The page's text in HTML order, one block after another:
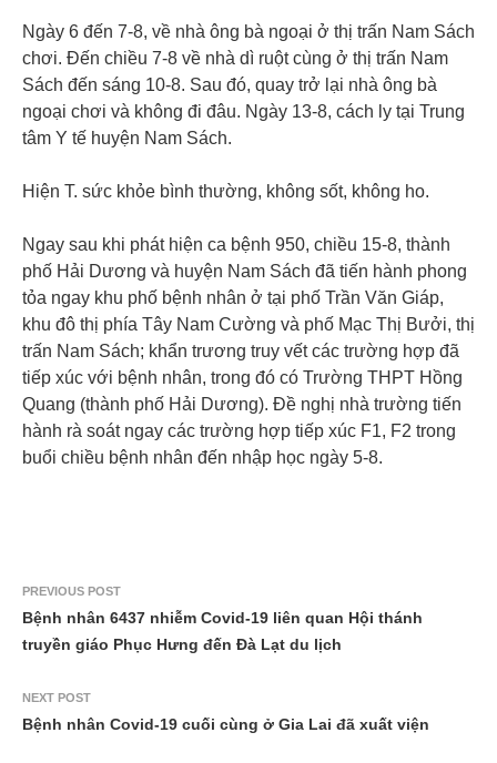
Ngày 6 đến 7-8, về nhà ông bà ngoại ở thị trấn Nam Sách
chơi. Đến chiều 7-8 về nhà dì ruột cùng ở thị trấn Nam
Sách đến sáng 10-8. Sau đó, quay trở lại nhà ông bà
ngoại chơi và không đi đâu. Ngày 13-8, cách ly tại Trung
tâm Y tế huyện Nam Sách.
Hiện T. sức khỏe bình thường, không sốt, không ho.
Ngay sau khi phát hiện ca bệnh 950, chiều 15-8, thành
phố Hải Dương và huyện Nam Sách đã tiến hành phong
tỏa ngay khu phố bệnh nhân ở tại phố Trần Văn Giáp,
khu đô thị phía Tây Nam Cường và phố Mạc Thị Bưởi, thị
trấn Nam Sách; khẩn trương truy vết các trường hợp đã
tiếp xúc với bệnh nhân, trong đó có Trường THPT Hồng
Quang (thành phố Hải Dương). Đề nghị nhà trường tiến
hành rà soát ngay các trường hợp tiếp xúc F1, F2 trong
buổi chiều bệnh nhân đến nhập học ngày 5-8.
PREVIOUS POST
Bệnh nhân 6437 nhiễm Covid-19 liên quan Hội thánh
truyền giáo Phục Hưng đến Đà Lạt du lịch
NEXT POST
Bệnh nhân Covid-19 cuối cùng ở Gia Lai đã xuất viện